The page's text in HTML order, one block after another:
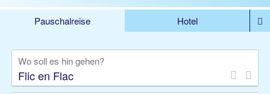
Pauschalreise
Hotel
Rundreise
Kreuzfahrt
Gruppenreise
Camper Privattransfer
Wo soll es hin gehen?